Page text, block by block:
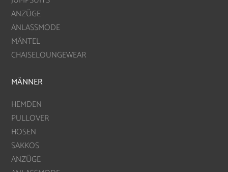
ANZÜGE
ANLASSMODE
MÄNTEL
CHAISELOUNGEWEAR
MÄNNER
HEMDEN
PULLOVER
HOSEN
SAKKOS
ANZÜGE